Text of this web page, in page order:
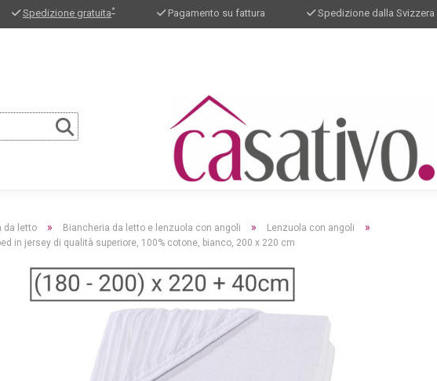
Spedizione gratuita* Pagamento su fattura Spedizione dalla Svizzera
da letto » Biancheria da letto e lenzuola con angoli » Lenzuola con angoli »
in jersey di qualità superiore, 100% cotone, bianco, 200 x 220 cm